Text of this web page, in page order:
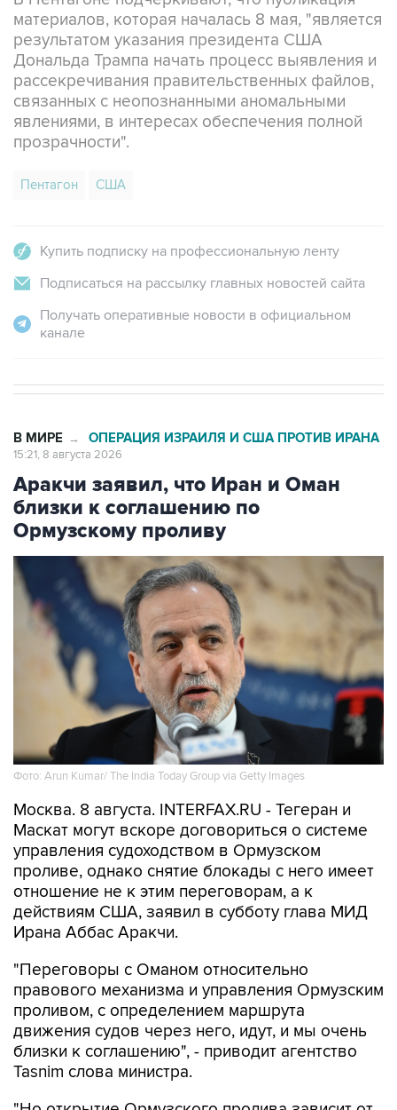
материалов, которая началась 8 мая, "является
результатом указания президента США
Дональда Трампа начать процесс выявления и
рассекречивания правительственных файлов,
связанных с неопознанными аномальными
явлениями, в интересах обеспечения полной
прозрачности".
Пентагон США
Купить подписку на профессиональную ленту
Подписаться на рассылку главных новостей сайта
Получать оперативные новости в официальном
канале
В МИРЕ → ОПЕРАЦИЯ ИЗРАИЛЯ И США ПРОТИВ ИРАНА
15:21, 8 августа 2026
Аракчи заявил, что Иран и Оман
близки к соглашению по
Ормузскому проливу
Фото: Arun Kumar/ The India Today Group via Getty Images
Москва. 8 августа. INTERFAX.RU - Тегеран и
Маскат могут вскоре договориться о системе
управления судоходством в Ормузском
проливе, однако снятие блокады с него имеет
отношение не к этим переговорам, а к
действиям США, заявил в субботу глава МИД
Ирана Аббас Аракчи.
"Переговоры с Оманом относительно
правового механизма и управления Ормузским
проливом, с определением маршрута
движения судов через него, идут, и мы очень
близки к соглашению", - приводит агентство
Tasnim слова министра.